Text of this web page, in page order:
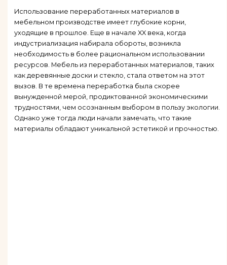
Использование переработанных материалов в
мебельном производстве имеет глубокие корни,
уходящие в прошлое. Еще в начале XX века, когда
индустриализация набирала обороты, возникла
необходимость в более рациональном использовании
ресурсов. Мебель из переработанных материалов, таких
как деревянные доски и стекло, стала ответом на этот
вызов. В те времена переработка была скорее
вынужденной мерой, продиктованной экономическими
трудностями, чем осознанным выбором в пользу экологии.
Однако уже тогда люди начали замечать, что такие
материалы обладают уникальной эстетикой и прочностью.